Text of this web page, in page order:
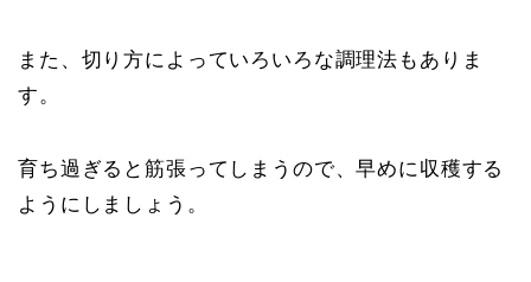
また、切り方によっていろいろな調理法もありま
す。
育ち過ぎると筋張ってしまうので、早めに収穫する
ようにしましょう。